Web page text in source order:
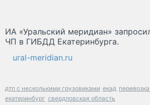
ИА «Уральский меридиан»
ЧП в ГИБДД Екатеринбурга.
ural-meridian.ru
дтп с несколькими грузовиками екад
екатеринбург свердловская область